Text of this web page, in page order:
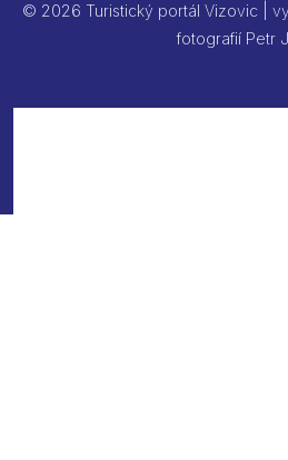
© 2026 Turistický portál Vizovic |
fotografií Petr